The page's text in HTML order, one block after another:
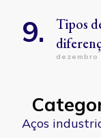
Tipos
dezembro
Aços